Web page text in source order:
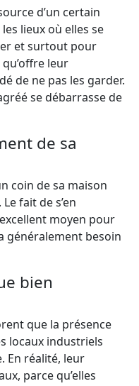
d’un certain
lieux où elles se
et surtout pour
leur
de ne pas les garder.
se débarrasse de
de sa
coin de sa maison
fait de s’en
moyen pour
généralement besoin
bien
que la présence
locaux industriels
En réalité, leur
parce qu’elles